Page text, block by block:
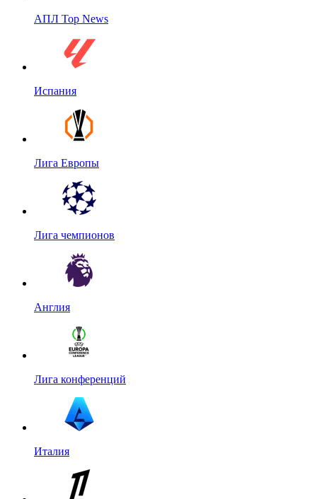
АПЛ Top News
Испания
Лига Европы
Лига чемпионов
Англия
Лига конференций
Италия